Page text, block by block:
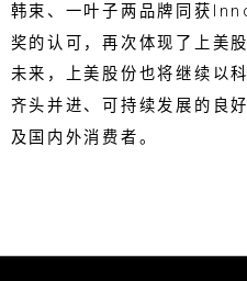
韩束、一叶子两品牌同获
奖的认可，再次体现了上美
未来，上美股份也将继续以
齐头并进、可持续发展的良
及国内外消费者。